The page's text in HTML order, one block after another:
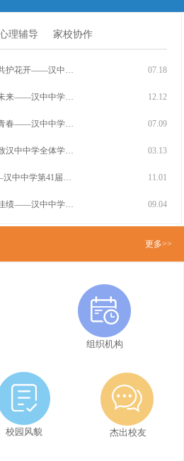
堂——陕飞教育集团暨汉中中学学生心理健康教
汉中中学举行2025-2026学年春季学期新发展
理辅导 家校协作
凝心聚力复盘成长 赋能提质共护花开——汉中中学召开2025—2026学年第二学期班主任工作会议 07.18
家校同心聚合力 携手共育赴未来——汉中中学召开高一、高二年级家长会 12.12
奋楫笃行当致远 挺膺担当正青春——汉中中学举办第十三届校园艺术节展演活动 07.09
青春志愿行 奋进新征程——致汉中中学全体学生倡议书 03.13
青春展风采，运动向未来——汉中中学第41届秋季运动会高一年级分会举办 11.01
启智润心育新人 筑梦前行创佳绩——汉中中学举行2024年秋季开学典礼暨庆祝第40个教师节表彰大会 09.04
更多>>
组织机构
校园风貌 杰出校友